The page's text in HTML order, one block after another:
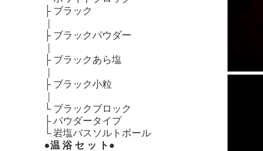
├ ブラック
├ ブラックパウダー
├ ブラックあら塩
├ ブラック小粒
└ ブラックブロック
├パウダータイプ
└岩塩バスソルトボール
●温 浴 セ ッ ト●